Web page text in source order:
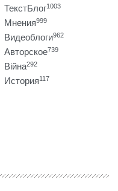
ТекстБлог1003
Мнения999
Видеоблоги962
Авторское739
Війна292
История117